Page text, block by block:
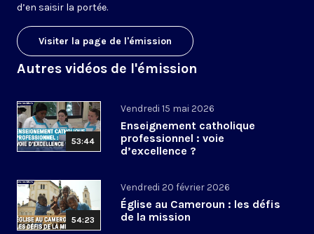
d’en saisir la portée.
Visiter la page de l'émission
Autres vidéos de l'émission
53:44
Vendredi 15 mai 2026
Enseignement catholique
professionnel : voie
d’excellence ?
54:23
Vendredi 20 février 2026
Église au Cameroun : les défis
de la mission